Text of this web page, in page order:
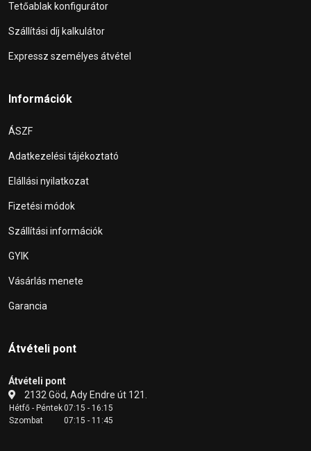
Tetőablak konfigurátor
Szállítási díj kalkulátor
Expressz személyes átvétel
Információk
ÁSZF
Adatkezelési tájékoztató
Elállási nyilatkozat
Fizetési módok
Szállítási információk
GYIK
Vásárlás menete
Garancia
Átvételi pont
Átvételi pont
2132 Göd, Ady Endre út 121.
Hétfő - Péntek07:15 - 16:15
Szombat
07:15 - 11:45